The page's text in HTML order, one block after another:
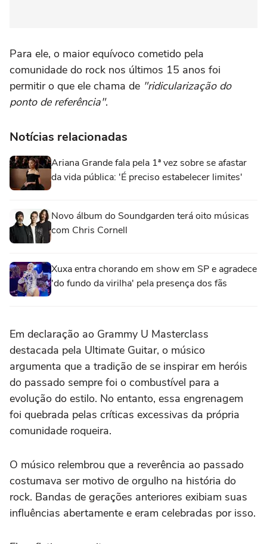
Para ele, o maior equívoco cometido pela
comunidade do rock nos últimos 15 anos foi
permitir o que ele chama de "ridicularização do
ponto de referência".
Notícias relacionadas
Ariana Grande fala pela 1ª vez sobre se afastar
da vida pública: 'É preciso estabelecer limites'
Novo álbum do Soundgarden terá oito músicas
com Chris Cornell
Xuxa entra chorando em show em SP e agradece
'do fundo da virilha' pela presença dos fãs
Em declaração ao Grammy U Masterclass
destacada pela Ultimate Guitar, o músico
argumenta que a tradição de se inspirar em heróis
do passado sempre foi o combustível para a
evolução do estilo. No entanto, essa engrenagem
foi quebrada pelas críticas excessivas da própria
comunidade roqueira.
O músico relembrou que a reverência ao passado
costumava ser motivo de orgulho na história do
rock. Bandas de gerações anteriores exibiam suas
influências abertamente e eram celebradas por isso.